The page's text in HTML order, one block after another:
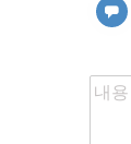
이